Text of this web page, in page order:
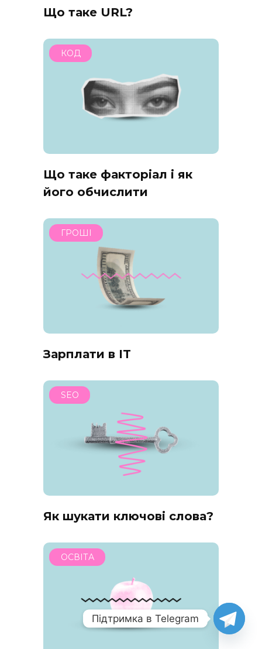
Що таке URL?
КОД
Що таке факторіал і як
його обчислити
ГРОШІ
Зарплати в IT
SEO
Як шукати ключові слова?
ОСВІТА
Підтримка в Telegram